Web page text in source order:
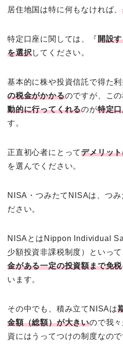
居住地国は特に何もなければ、
特定口座に関しては、『開設
を選択してください。
基本的に株や投資信託で得た
の税金がかかるのですが、こ
動的に行ってくれるのが特定
す。
正直初心者にとってデメリッ
を選んでください。
NISA・つみたてNISAは、つみ
ださい。
NISAとはNippon Individual
少額投資非課税制度）といっ
金がある一定の投資額まで免税
います。
その中でも、積み立てNISAは
金額（総額）が大きいので我
資にはうってつけの制度なので